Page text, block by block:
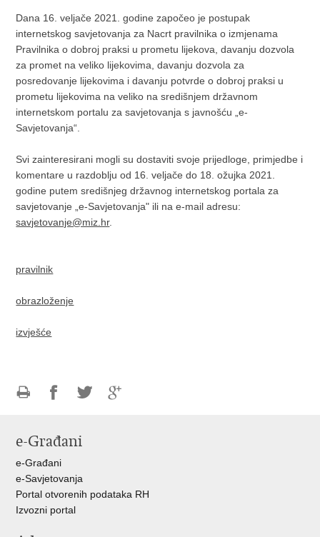
Dana 16. veljače 2021. godine započeo je postupak
internetskog savjetovanja za Nacrt pravilnika o izmjenama
Pravilnika o dobroj praksi u prometu lijekova, davanju dozvola
za promet na veliko lijekovima, davanju dozvola za
posredovanje lijekovima i davanju potvrde o dobroj praksi u
prometu lijekovima na veliko na središnjem državnom
internetskom portalu za savjetovanja s javnošću „e-
Savjetovanja“.
Svi zainteresirani mogli su dostaviti svoje prijedloge, primjedbe i
komentare u razdoblju od 16. veljače do 18. ožujka 2021.
godine putem središnjeg državnog internetskog portala za
savjetovanje „e-Savjetovanja" ili na e-mail adresu:
savjetovanje@miz.hr.
pravilnik
obrazloženje
izvješće
FacebookuTwitteru
e-Građani
e-Građani
e-Savjetovanja
Portal otvorenih podataka RH
Izvozni portal